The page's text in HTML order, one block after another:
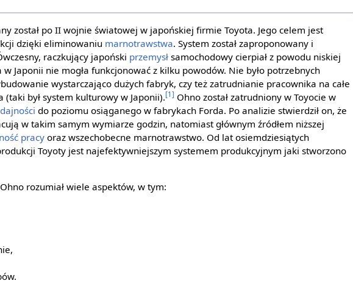
został po II wojnie światowej w japońskiej firmie Toyota. Jego celem jest
dzięki eliminowaniu marnotrawstwa. System został zaproponowany i
raczkujący japoński przemysł samochodowy cierpiał z powodu niskiej
Japonii nie mogła funkcjonować z kilku powodów. Nie było potrzebnych
wystarczająco dużych fabryk, czy też zatrudnianie pracownika na całe
(taki był system kulturowy w Japonii).[1] Ohno został zatrudniony w Toyocie w
do poziomu osiąganego w fabrykach Forda. Po analizie stwierdził on, że
w takim samym wymiarze godzin, natomiast głównym źródłem niższej
pracy oraz wszechobecne marnotrawstwo. Od lat osiemdziesiątych
Toyoty jest najefektywniejszym systemem produkcyjnym jaki stworzono
rozumiał wiele aspektów, w tym: